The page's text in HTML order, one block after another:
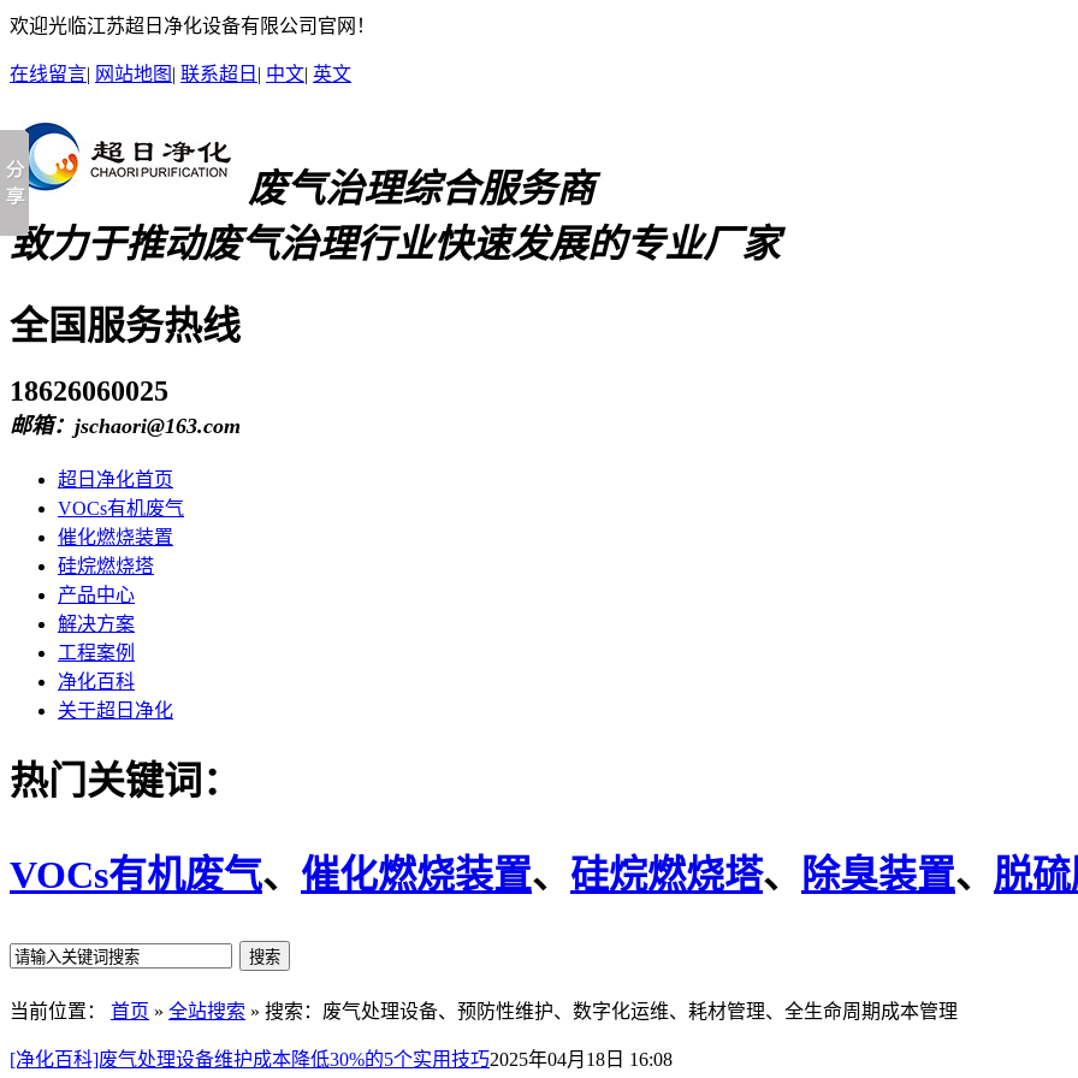
欢迎光临江苏超日净化设备有限公司官网！
在线留言| 网站地图 | 联系超日 | 中文| 英文
废气治理综合服务商
致力于推动废气治理行业快速发展的专业厂家
全国服务热线
18626060025
邮箱：jschaori@163.com
超日净化首页
VOCs有机废气
催化燃烧装置
硅烷燃烧塔
产品中心
解决方案
工程案例
净化百科
关于超日净化
热门关键词：
VOCs有机废气、 催化燃烧装置、 硅烷燃烧塔、 除臭装置、 脱
当前位置： 首页 » 全站搜索 » 搜索：废气处理设备、预防性维护、数字化运维、耗材管理、全生命周期成本管理
[净化百科]废气处理设备维护成本降低30%的5个实用技巧2025年04月18日 16:08